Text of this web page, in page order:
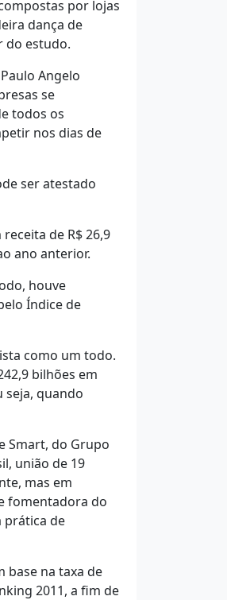
por lojas
dança de
do estudo.
Angelo
se
todos os
nos dias de
ser atestado
de R$ 26,9
ano anterior.
houve
Índice de
como um todo.
bilhões em
seja, quando
Smart, do Grupo
união de 19
mas em
fomentadora do
prática de
base na taxa de
2011, a fim de